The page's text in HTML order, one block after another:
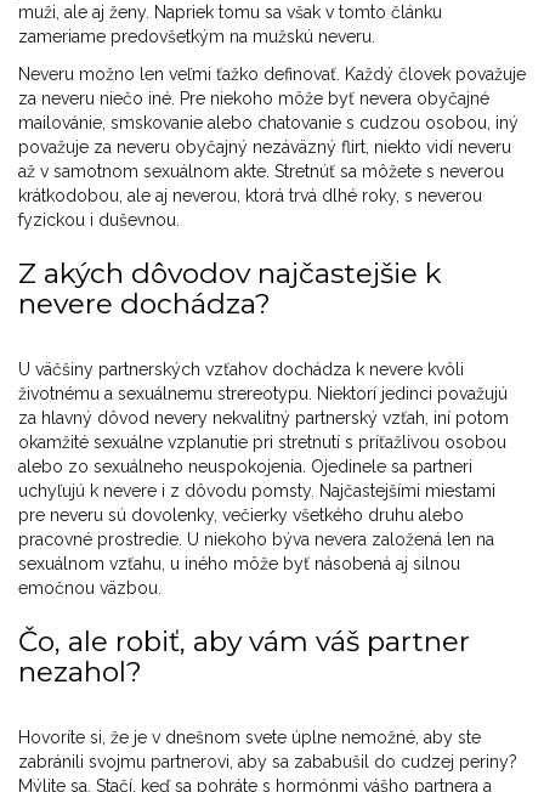
muži, ale aj ženy. Napriek tomu sa však v tomto článku
zameriame predovšetkým na mužskú neveru.
Neveru možno len veľmi ťažko definovať. Každý človek považuje
za neveru niečo iné. Pre niekoho môže byť nevera obyčajné
mailovánie, smskovanie alebo chatovanie s cudzou osobou, iný
považuje za neveru obyčajný nezáväzný flirt, niekto vidí neveru
až v samotnom sexuálnom akte. Stretnúť sa môžete s neverou
krátkodobou, ale aj neverou, ktorá trvá dlhé roky, s neverou
fyzickou i duševnou.
Z akých dôvodov najčastejšie k
nevere dochádza?
U väčšiny partnerských vzťahov dochádza k nevere kvôli
životnému a sexuálnemu strereotypu. Niektorí jedinci považujú
za hlavný dôvod nevery nekvalitný partnerský vzťah, iní potom
okamžité sexuálne vzplanutie pri stretnutí s príťažlivou osobou
alebo zo sexuálneho neuspokojenia. Ojedinele sa partneri
uchyľujú k nevere i z dôvodu pomsty. Najčastejšími miestami
pre neveru sú dovolenky, večierky všetkého druhu alebo
pracovné prostredie. U niekoho býva nevera založená len na
sexuálnom vzťahu, u iného môže byť násobená aj silnou
emočnou väzbou.
Čo, ale robiť, aby vám váš partner
nezahol?
Hovoríte si, že je v dnešnom svete úplne nemožné, aby ste
zabránili svojmu partnerovi, aby sa zababušil do cudzej periny?
Mýlite sa. Stačí, keď sa pohráte s hormónmi vášho partnera a